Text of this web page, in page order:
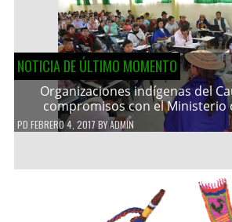
NOTICIA DE ÚLTIMO MOMENTO
Organizaciones indígenas del
compromisos con el Ministerio
PD FEBRERO 4, 2017 BYADMIN